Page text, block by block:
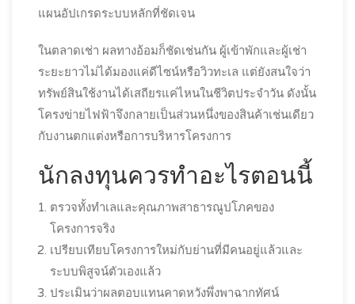
แผนอัปเกรดระบบหลักที่ชัดเจน
ในตลาดเช่า ผลทางอ้อมก็ชัดเช่นกัน ผู้เข้าพักและผู้เช่า
ระยะยาวไม่ได้มองแค่ดีไซน์หรือวิวทะเล แต่ยังสนใจว่า
ทรัพย์สินใช้งานได้เสถียรแค่ไหนในชีวิตประจำวัน ดังนั้น
โครงข่ายไฟฟ้าจึงกลายเป็นส่วนหนึ่งของสินค้าเช่นเดียว
กับงานตกแต่งหรือการบริหารโครงการ
นักลงทุนควรทำอะไรตอนนี้
ตรวจทั้งทำเลและคุณภาพสาธารณูปโภคของ
โครงการจริง
เปรียบเทียบโครงการใหม่กับย่านที่มีคนอยู่แล้วและ
ระบบพิสูจน์ตัวเองแล้ว
ประเมินว่าผลตอบแทนคาดหวังพึ่งพาฉากทัศน์